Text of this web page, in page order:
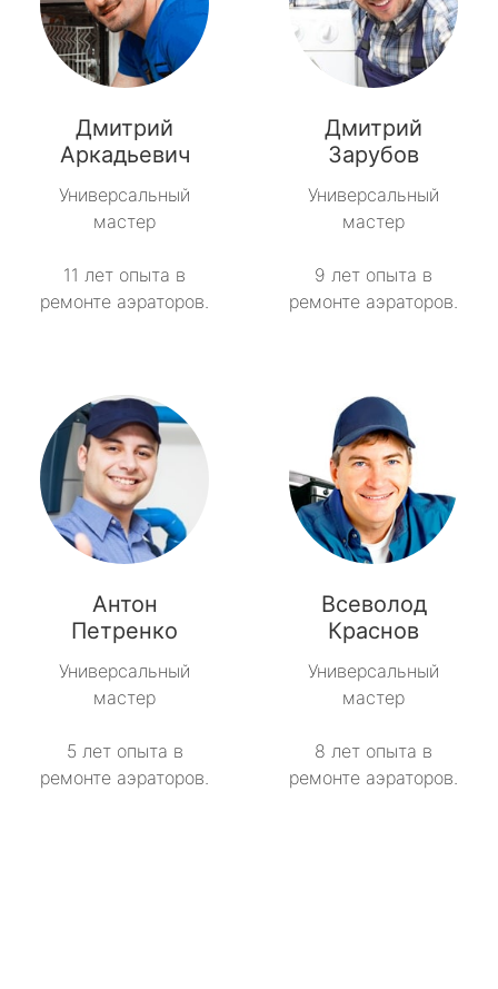
Дмитрий
Аркадьевич
Универсальный
мастер
11 лет опыта в
ремонте аэраторов.
Дмитрий
Зарубов
Универсальный
мастер
9 лет опыта в
ремонте аэраторов.
Антон
Петренко
Универсальный
мастер
5 лет опыта в
ремонте аэраторов.
Всеволод
Краснов
Универсальный
мастер
8 лет опыта в
ремонте аэраторов.